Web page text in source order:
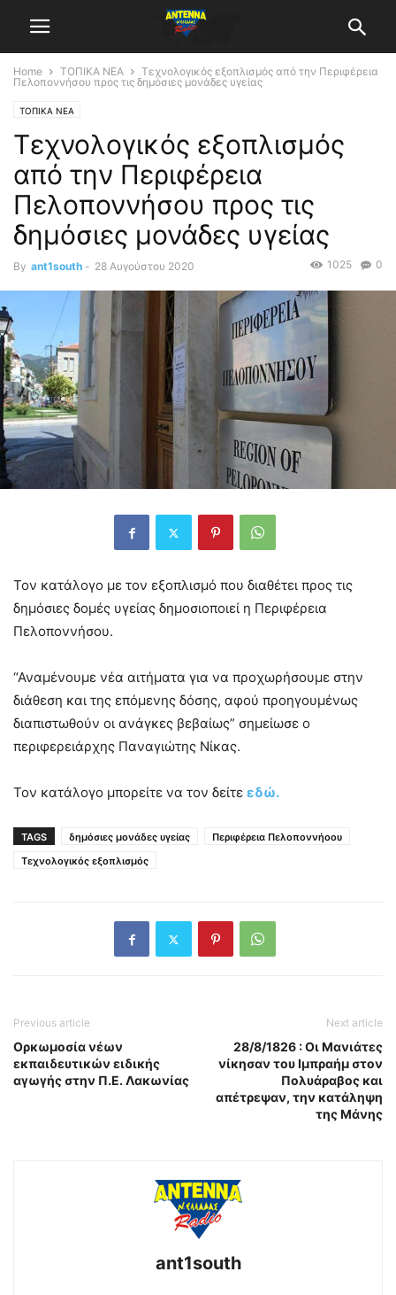
Home ΤΟΠΙΚΑ ΝΕΑ
Τεχνολογικός εξοπλισμός από την Περιφέρεια
Πελοποννήσου προς τις δημόσιες μονάδες υγείας
ΤΟΠΙΚΑ ΝΕΑ
Τεχνολογικός εξοπλισμός
από την Περιφέρεια
Πελοποννήσου προς τις
δημόσιες μονάδες υγείας
By ant1south - 28 Αυγούστου 2020 0
1025
Τον κατάλογο με τον εξοπλισμό που διαθέτει προς τις
δημόσιες δομές υγείας δημοσιοποιεί η Περιφέρεια
Πελοποννήσου.
“Αναμένουμε νέα αιτήματα για να προχωρήσουμε στην
διάθεση και της επόμενης δόσης, αφού προηγουμένως
διαπιστωθούν οι ανάγκες βεβαίως” σημείωσε ο
περιφερειάρχης Παναγιώτης Νίκας.
Τον κατάλογο μπορείτε να τον δείτε εδώ.
TAGS δημόσιες μονάδες υγείας
Περιφέρεια Πελοποννήοου
Τεχνολογικός εξοπλισμός
Previous article
Ορκωμοσία νέων
εκπαιδευτικών ειδικής
αγωγής στην Π.Ε. Λακωνίας
Next article
28/8/1826 : Οι Μανιάτες
νίκησαν του Ιμπραήμ στον
Πολυάραβος και
απέτρεψαν, την κατάληψη
της Μάνης
ant1south